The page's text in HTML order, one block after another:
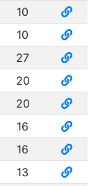
10
10
27
20
20
16
16
13